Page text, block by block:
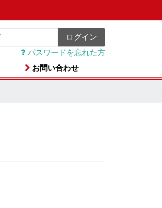
ログイン
パスワードを忘れた方
お問い合わせ